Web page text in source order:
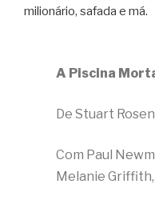
milionário, safada e má.
A Piscina
De Stuart
Com Paul
Melanie